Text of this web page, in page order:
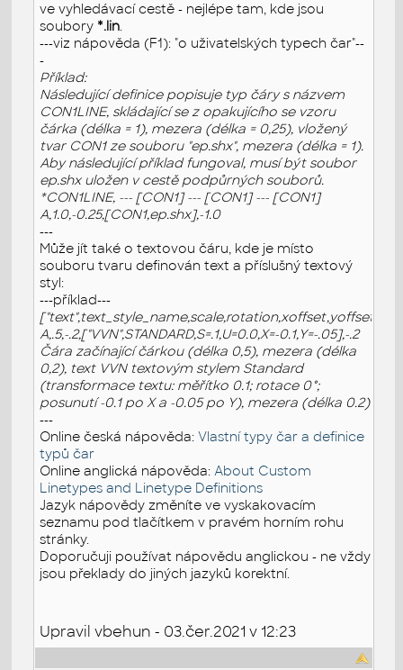
ve vyhledávací cestě - nejlépe tam, kde jsou
soubory *.lin.
---viz nápověda (F1): "o uživatelských typech čar"--
-
Příklad:
Následující definice popisuje typ čáry s názvem
CON1LINE, skládající se z opakujícího se vzoru
čárka (délka = 1), mezera (délka = 0,25), vložený
tvar CON1 ze souboru "ep.shx", mezera (délka = 1).
Aby následující příklad fungoval, musí být soubor
ep.shx uložen v cestě podpůrných souborů.
*CON1LINE, --- [CON1] --- [CON1] --- [CON1]
A,1.0,-0.25,[CON1,ep.shx],-1.0
---
Může jít také o textovou čáru, kde je místo
souboru tvaru definován text a příslušný textový
styl:
---příklad---
["text",text_style_name,scale,rotation,xoffset,yoffset]
A,.5,-.2,["VVN",STANDARD,S=.1,U=0.0,X=-0.1,Y=-.05],-.2
Čára začínající čárkou (délka 0,5), mezera (délka
0,2), text VVN textovým stylem Standard
(transformace textu: měřítko 0.1; rotace 0°;
posunutí -0.1 po X a -0.05 po Y), mezera (délka 0.2)
---
Online česká nápověda:Vlastní typy čar a definice
typů čar
Online anglická nápověda:About Custom
Linetypes and Linetype Definitions
Jazyk nápovědy změníte ve vyskakovacím
seznamu pod tlačítkem v pravém horním rohu
stránky.
Doporučuji používat nápovědu anglickou - ne vždy
jsou překlady do jiných jazyků korektní.
Upravil vbehun - 03.čer.2021 v 12:23